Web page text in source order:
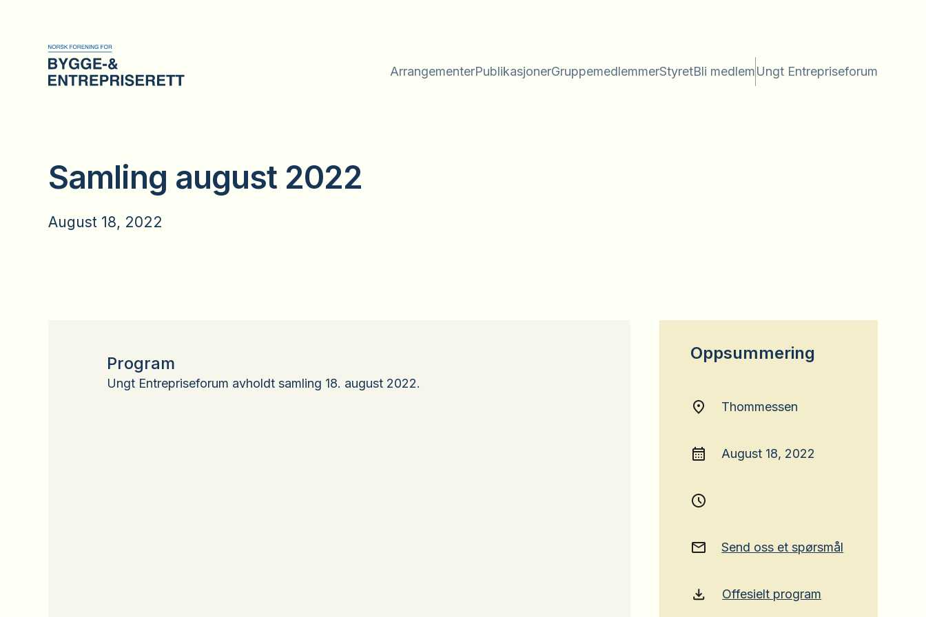
ArrangementerPublikasjonerGruppemedlemmerStyretBli medlemUngt Entrepriseforum
Samling august 2022
August 18, 2022
Program
Ungt Entrepriseforum avholdt samling 18. august 2022.
Oppsummering
Thommessen
August 18, 2022
Send oss et spørsmål
Offesielt program